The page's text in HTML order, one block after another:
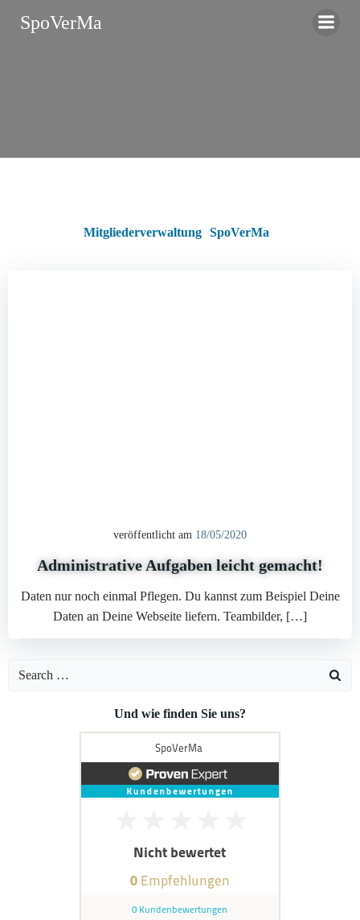
SpoVerMa
Mitgliederverwaltung SpoVerMa
veröffentlicht am 18/05/2020
Administrative Aufgaben leicht gemacht!
Daten nur noch einmal Pflegen. Du kannst zum Beispiel Deine
Daten an Deine Webseite liefern. Teambilder, […]
Search
Und wie finden Sie uns?